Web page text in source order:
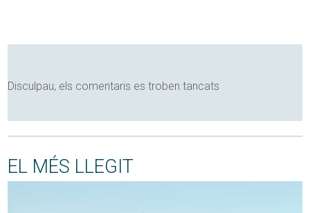
Disculpau, els comentaris es troben tancats
EL MÉS LLEGIT